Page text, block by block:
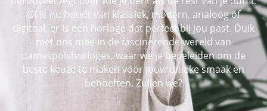
Of je nu houdt van klassiek, modern, analoog of
digitaal, er is een horloge dat perfect bij jou past. Duik
met ons mee in de fascinerende wereld van
damespolshorloges, waar we je begeleiden om de
beste keuze te maken voor jouw unieke smaak en
behoeften. Zullen we?